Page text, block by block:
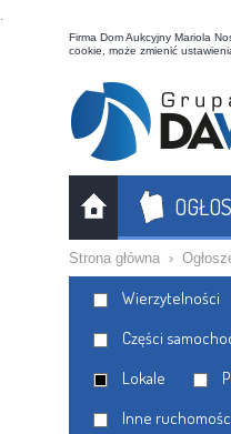
t
Firma Dom Aukcyjny Mariola
cookie, może zmienić
Strona główna ›
Wierzytelności
Części
Lokale
Inne